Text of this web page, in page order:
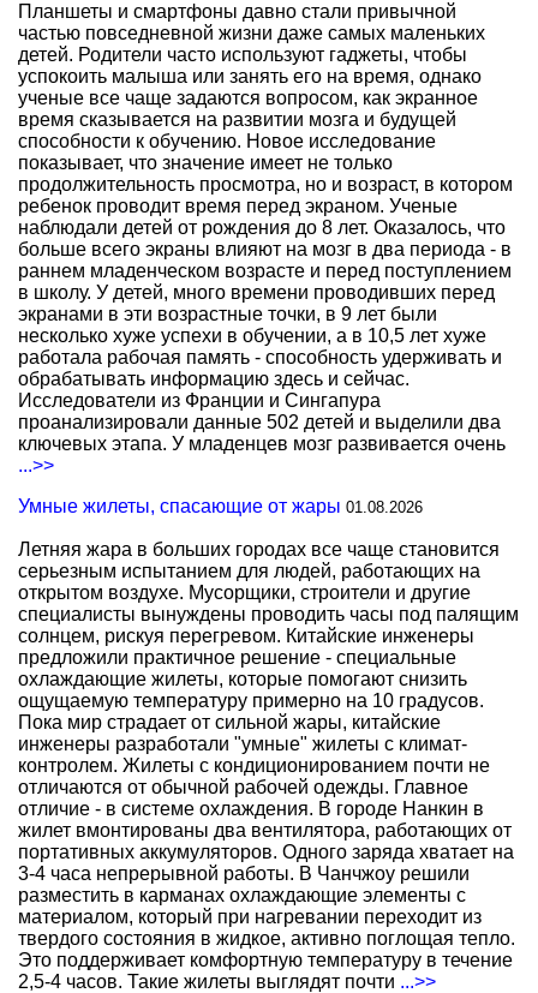
Планшеты и смартфоны давно стали привычной
частью повседневной жизни даже самых маленьких
детей. Родители часто используют гаджеты, чтобы
успокоить малыша или занять его на время, однако
ученые все чаще задаются вопросом, как экранное
время сказывается на развитии мозга и будущей
способности к обучению. Новое исследование
показывает, что значение имеет не только
продолжительность просмотра, но и возраст, в котором
ребенок проводит время перед экраном. Ученые
наблюдали детей от рождения до 8 лет. Оказалось, что
больше всего экраны влияют на мозг в два периода - в
раннем младенческом возрасте и перед поступлением
в школу. У детей, много времени проводивших перед
экранами в эти возрастные точки, в 9 лет были
несколько хуже успехи в обучении, а в 10,5 лет хуже
работала рабочая память - способность удерживать и
обрабатывать информацию здесь и сейчас.
Исследователи из Франции и Сингапура
проанализировали данные 502 детей и выделили два
ключевых этапа. У младенцев мозг развивается очень
...>>
Умные жилеты, спасающие от жары 01.08.2026
Летняя жара в больших городах все чаще становится
серьезным испытанием для людей, работающих на
открытом воздухе. Мусорщики, строители и другие
специалисты вынуждены проводить часы под палящим
солнцем, рискуя перегревом. Китайские инженеры
предложили практичное решение - специальные
охлаждающие жилеты, которые помогают снизить
ощущаемую температуру примерно на 10 градусов.
Пока мир страдает от сильной жары, китайские
инженеры разработали "умные" жилеты с климат-
контролем. Жилеты с кондиционированием почти не
отличаются от обычной рабочей одежды. Главное
отличие - в системе охлаждения. В городе Нанкин в
жилет вмонтированы два вентилятора, работающих от
портативных аккумуляторов. Одного заряда хватает на
3-4 часа непрерывной работы. В Чанчжоу решили
разместить в карманах охлаждающие элементы с
материалом, который при нагревании переходит из
твердого состояния в жидкое, активно поглощая тепло.
Это поддерживает комфортную температуру в течение
2,5-4 часов. Такие жилеты выглядят почти ...>>